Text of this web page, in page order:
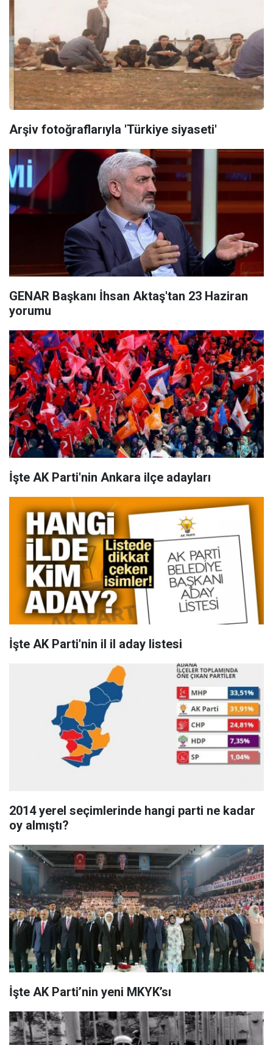
Arşiv fotoğraflarıyla 'Türkiye siyaseti'
GENAR Başkanı İhsan Aktaş'tan 23 Haziran
yorumu
İşte AK Parti'nin Ankara ilçe adayları
İşte AK Parti'nin il il aday listesi
2014 yerel seçimlerinde hangi parti ne kadar
oy almıştı?
İşte AK Parti’nin yeni MKYK’sı